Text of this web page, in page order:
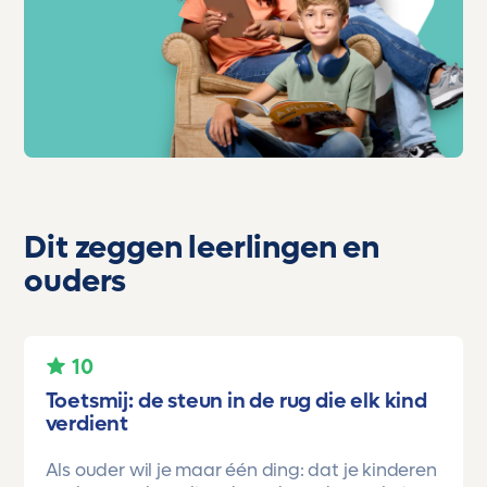
Dit zeggen leerlingen en
ouders
10
Toetsmij: de steun in de rug die elk kind
verdient
Als ouder wil je maar één ding: dat je kinderen